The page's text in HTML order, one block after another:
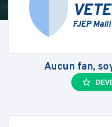
FJEP
Aucun fan,